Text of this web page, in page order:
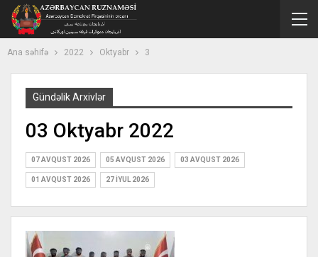
Ana səhifə 2022 Oktyabr 3
Gündəlik Arxivlər
03 Oktyabr 2022
07 AVQUST 2026 05 AVQUST 2026 03 AVQUST 2026
01 AVQUST 2026 27 İYUL 2026